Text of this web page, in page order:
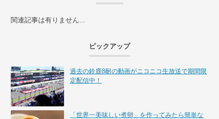
関連記事は有りません...
ピックアップ
過去の鈴鹿8耐の動画がニコニコ生放送で期間限
定配信中！
「世界一美味しい煮卵」を作ってみたら簡単な